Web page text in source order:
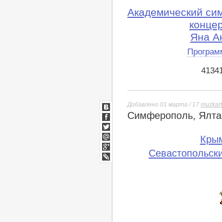
Академический
Яна
Добавлено 01 марта / 17
Симферополь,
ВКонтакте
Facebook
Twitter
Мой
Мир
Google+
lj